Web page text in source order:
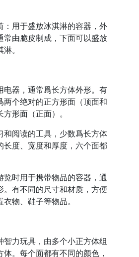
：用于盛放冰淇淋的容器，外
常由脆皮制成，下面可以盛放
。
电器，通常爲长方体外形。有
两个绝对的正方形面（顶面和
形面（正面）。
和阅读的工具，少数爲长方体
长度、宽度和厚度，六个面都
览时用于携带物品的容器，通
。有不同的尺寸和材质，方便
物、鞋子等物品。
智力玩具，由多个小正方体组
体。每个面都有不同的颜色，